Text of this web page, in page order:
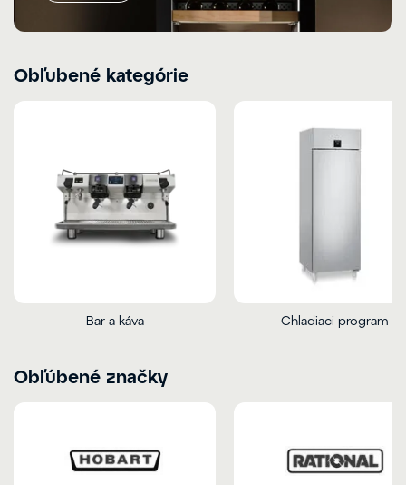
Obľubené kategórie
Bar a káva Chladiaci program
Obľúbené značky